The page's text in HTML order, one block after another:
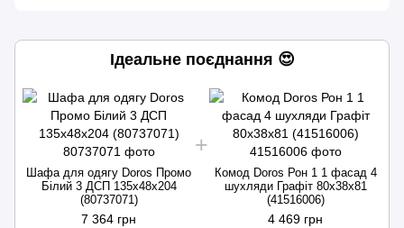
Ідеальне поєднання 😍
Шафа для одягу Doros Промо
Білий 3 ДСП 135х48х204
(80737071)
7 364 грн
Комод Doros Рон 1 1 фасад 4
шухляди Графіт 80х38х81
(41516006)
4 469 грн